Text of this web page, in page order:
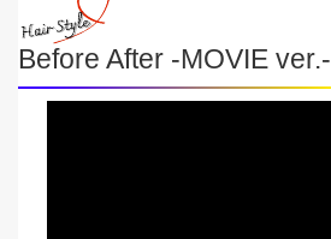
Before After -MOVIE ver.-